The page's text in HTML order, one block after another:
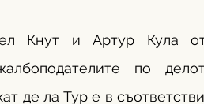
Кнут и Артур Кула
по
де ла Тур е в